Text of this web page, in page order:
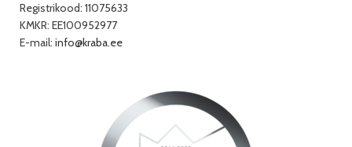
Registrikood: 11075633
KMKR: EE100952977
E-mail: info@kraba.ee